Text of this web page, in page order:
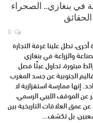
في بنغازي.. الصحراء
أخرى، تطل علينا غرفة التجارة
والزراعة في بنغازي
مبتورة، تحاول عبثًا فصل
الجنوبية عن جسد المغرب
إنها ممارسة استفزازية لا
عن الموقف الليبي الرسمي،
عن عمق العلاقات التاريخية بين
بل تكشف…